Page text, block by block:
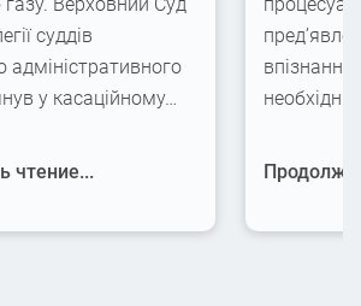
суддів
адміністративного
у касаційному…
чтение...